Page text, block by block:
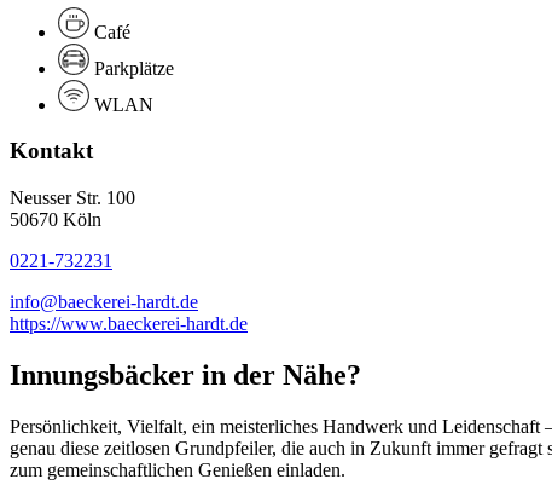
Café
Parkplätze
WLAN
Kontakt
Neusser Str. 100
50670 Köln
0221-732231
info@baeckerei-hardt.de
https://www.baeckerei-hardt.de
Innungsbäcker in der Nähe?
Persönlichkeit, Vielfalt, ein meisterliches Handwerk und Leidenschaft
genau diese zeitlosen Grundpfeiler, die auch in Zukunft immer
zum gemeinschaftlichen Genießen einladen.